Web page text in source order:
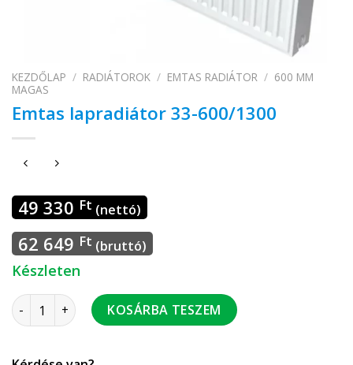
KEZDŐLAP / RADIÁTOROK / EMTAS RADIÁTOR / 600 MM
MAGAS
Emtas lapradiátor 33-600/1300
49 330 Ft (nettó)
62 649 Ft (bruttó)
Készleten
Emtas lapradiátor 33-600/1300 mennyiség
KOSÁRBA TESZEM